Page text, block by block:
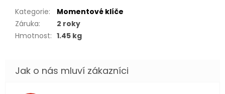
Kategorie:
Momentové klíče
Záruka:
2 roky
Hmotnost: 1.45 kg